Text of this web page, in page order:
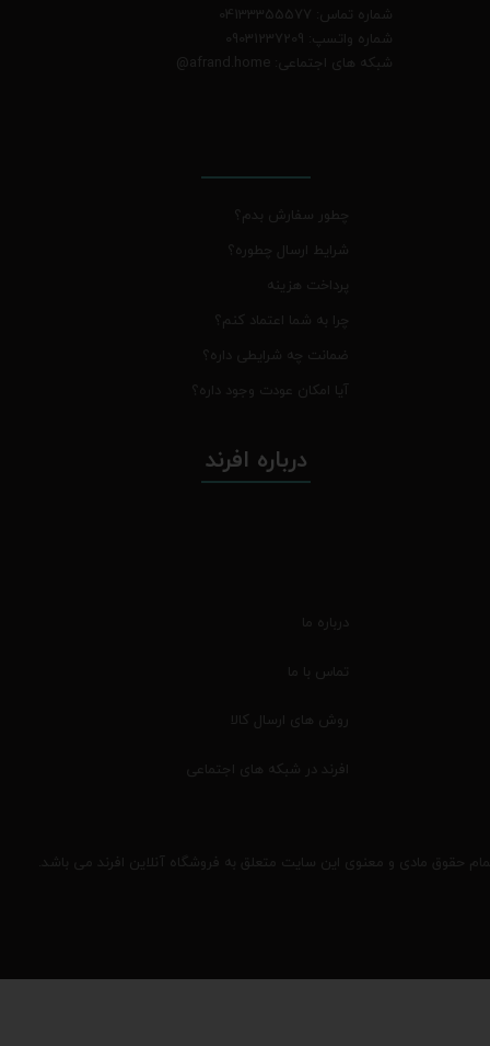
شماره تماس: 04133355577
شماره واتسپ: 09031237209
شبکه های اجتماعی: afrand.home
@
چطور سفارش بدم؟
شرایط ارسال چطوره؟
پرداخت هزینه
چرا به شما اعتماد کنم؟
ضمانت چه شرایطی داره؟
آیا امکان عودت وجود داره؟
حقوق مادی و معنوی این سایت متعلق به فروشگاه آنلاین افرند می باشد.
درباره افرند
درباره ما
تماس با ما
روش های ارسال کالا
افرند در شبکه های اجتماعی